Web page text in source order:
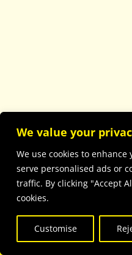
We value your
We use cookies to
serve personalised ads or
traffic. By clicking "Accept
cookies.
Customise
BOOK